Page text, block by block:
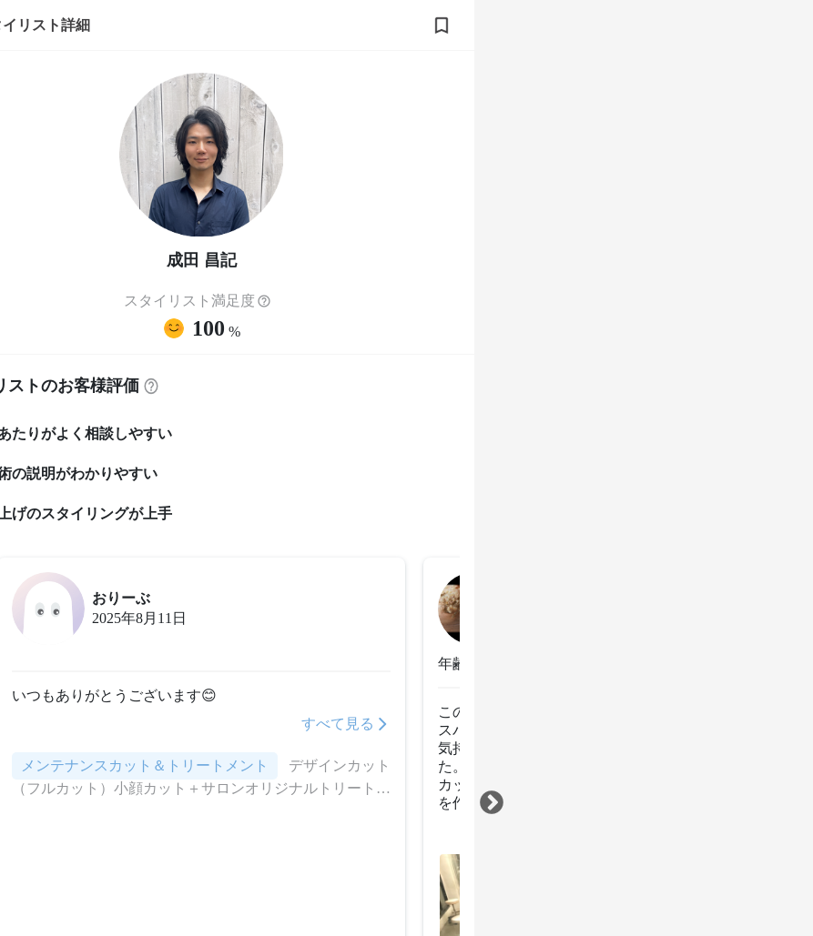
イリスト詳細
成田 昌記
スタイリスト満足度
100 %
ストのお客様評価
たりがよく相談しやすい
の説明がわかりやすい
げのスタイリングが上手
おりーぶ
2025年8月11日
いつもありがとうございます😊
すべて見る
メンテナンスカット＆トリートメント
（フルカット）小顔カット＋サロンオリジナルトリートメ
年齢：40代後半
このたびはモニターとしてカットとスパをうけました。
スパは男性の施術がはじめてですが程よい力加減で
気持ちよくて爆睡笑日頃の仕事の疲れが一気に取れまし
た。
カットは前髪カットがお得意とお聞きして3年ぶりに前髪
を作りましたが、
ただきたいと思います。ありがとうございました。
お店もおしゃれで広々としていました。